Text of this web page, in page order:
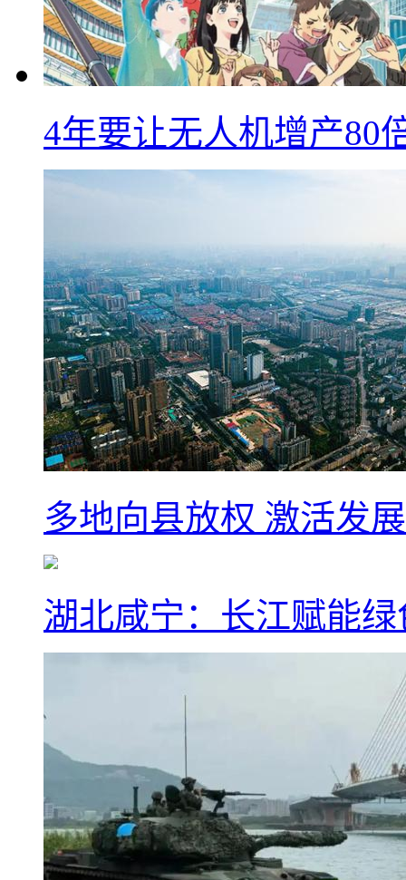
4年要让无人机增产80
多地向县放权 激活发
湖北咸宁：长江赋能